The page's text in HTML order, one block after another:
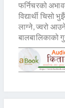
फर्निचरको
विद्यार्थी
लाग्ने, ज्वरो
बालबालिकाको